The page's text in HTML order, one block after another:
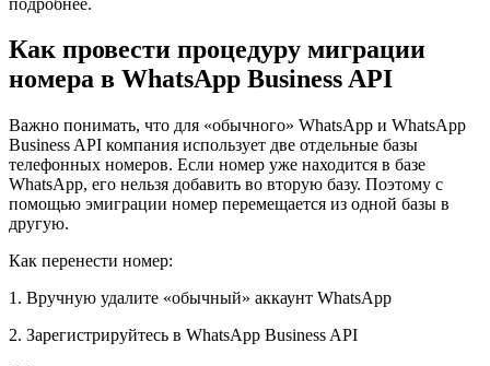
Как провести процедуру миграции
номера в WhatsApp Business API
Важно понимать, что для «обычного» WhatsApp и WhatsApp
Business API компания использует две отдельные базы
телефонных номеров. Если номер уже находится в базе
WhatsApp, его нельзя добавить во вторую базу. Поэтому с
помощью эмиграции номер перемещается из одной базы в
другую.
Как перенести номер:
1. Вручную удалите «обычный» аккаунт WhatsApp
2. Зарегистрируйтесь в WhatsApp Business API